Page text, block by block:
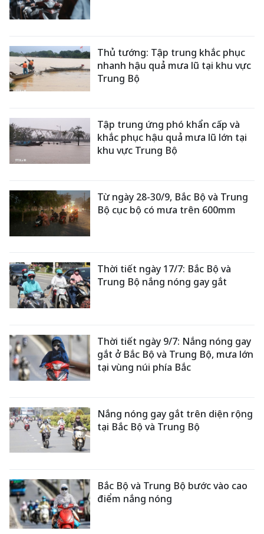
Thủ tướng: Tập trung khắc phục
nhanh hậu quả mưa lũ tại khu vực
Trung Bộ
Tập trung ứng phó khẩn cấp và
khắc phục hậu quả mưa lũ lớn tại
khu vực Trung Bộ
Từ ngày 28-30/9, Bắc Bộ và Trung
Bộ cục bộ có mưa trên 600mm
Thời tiết ngày 17/7: Bắc Bộ và
Trung Bộ nắng nóng gay gắt
Thời tiết ngày 9/7: Nắng nóng gay
gắt ở Bắc Bộ và Trung Bộ, mưa lớn
tại vùng núi phía Bắc
Nắng nóng gay gắt trên diện rộng
tại Bắc Bộ và Trung Bộ
Bắc Bộ và Trung Bộ bước vào cao
điểm nắng nóng